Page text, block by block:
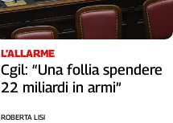
L’ALLARME
Cgil: “Una follia spendere
22 miliardi in armi”
ROBERTA LISI